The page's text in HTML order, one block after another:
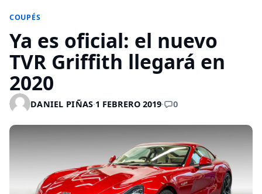
COUPÉS
Ya es oficial: el nuevo
TVR Griffith llegará en
2020
DANIEL PIÑAS·1 FEBRERO 2019· 0